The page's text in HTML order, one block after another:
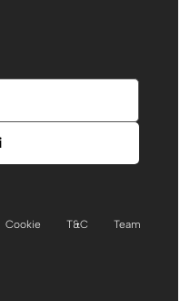
Cookie T&C
Team